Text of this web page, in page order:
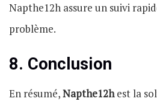
Napthe12h assure un suivi
problème.
8. Conclusion
En résumé,Napthe12hest la